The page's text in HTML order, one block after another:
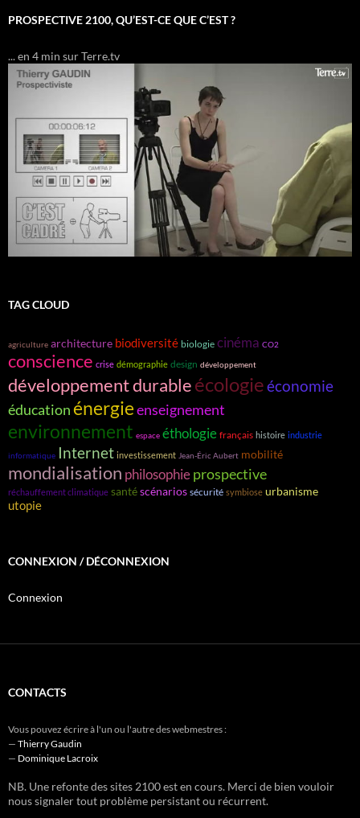
PROSPECTIVE 2100, QU’EST-CE QUE C’EST ?
... en 4 min sur Terre.tv
TAG CLOUD
agriculture architecture biodiversité biologie cinéma CO2
conscience crise démographie design développement
développement durableécologieéconomie
éducationénergieenseignement
environnement espace éthologie français histoire industrie
informatique Internet investissement Jean-Éric Aubert mobilité
mondialisation philosophieprospective
réchauffement climatique santéscénarios sécurité symbiose urbanisme
utopie
CONNEXION / DÉCONNEXION
Connexion
CONTACTS
Vous pouvez écrire à l'un ou l'autre des webmestres :
— Thierry Gaudin
— Dominique Lacroix
NB. Une refonte des sites 2100 est en cours. Merci de bien vouloir
nous signaler tout problème persistant ou récurrent.